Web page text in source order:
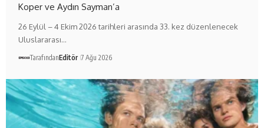
Koper ve Aydın Sayman’a
26 Eylül – 4 Ekim 2026 tarihleri arasında 33. kez düzenlenecek
Uluslararası…
TarafındanEditör 7 Ağu 2026